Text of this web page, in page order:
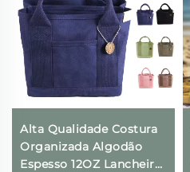
Alta Qualidade Costura
Organizada Algodão
Espesso 12OZ Lancheira